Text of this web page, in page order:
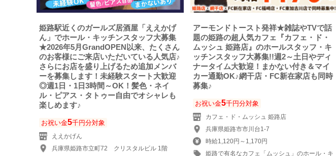
姫路駅近くのガールズ居酒屋「ええかげ
ん」でホール・キッチンスタッフ大募集
★2026年5月GrandOPEN以来、たくさん
のお客様にご来店いただいている人気店♪
さらにお店を盛り上げるため追加メンバ
ーを募集します！未経験スタート大歓迎
◎週1日・1日3時間～OK！髪色・ネイ
ル・ピアス・タトゥー自由でオシャレも
楽しめます♪
お祝い金5千円分対象
ええかげん
兵庫県姫路市立町72 クリスタルビル 1階
アーモンドトースト発祥★雑誌やTVで話
題の姫路の超人気カフェ『カフェ・ド・
ムッシュ 姫路店』のホールスタッフ・キ
ッチンスタッフ大募集!!週2～土日やディ
ナータイム大歓迎！まかない付き＆マイ
カー通勤OK♪網干店・FC新在家店も同時
募集♪
お祝い金5千円分対象
カフェ・ド・ムッシュ 姫路店
兵庫県姫路市市川台1-7
時給1,120円～1,170円
姫路で有名なカフェ「ムッシュ」のホール・キ